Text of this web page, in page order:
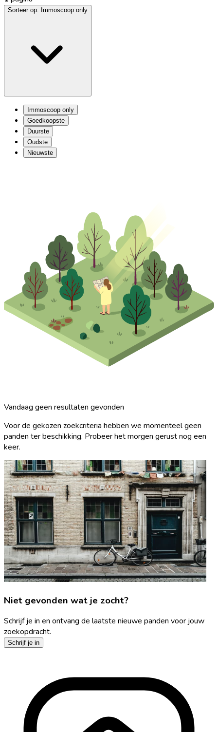
Sorteer op: Immoscoop only
Immoscoop only
Goedkoopste
Duurste
Oudste
Nieuwste
Vandaag geen resultaten gevonden
Voor de gekozen zoekcriteria hebben we momenteel geen
panden ter beschikking. Probeer het morgen gerust nog een
keer.
Niet gevonden wat je zocht?
Schrijf je in en ontvang de laatste nieuwe panden voor jouw
zoekopdracht.
Schrijf je in